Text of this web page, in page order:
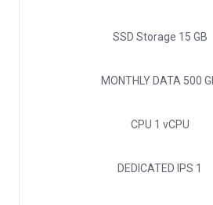
SSD Storage 15 GB
MONTHLY DATA 500
CPU 1 vCPU
DEDICATED IPS 1